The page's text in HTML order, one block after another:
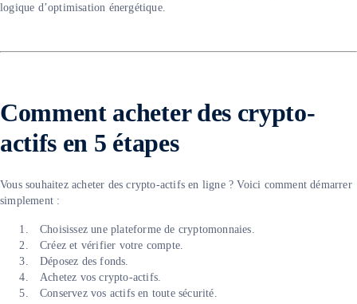
logique d’optimisation énergétique.
Comment acheter des crypto-
actifs en 5 étapes
Vous souhaitez acheter des crypto-actifs en ligne ? Voici comment démarrer
simplement :
Choisissez une plateforme de cryptomonnaies.
Créez et vérifier votre compte.
Déposez des fonds.
Achetez vos crypto-actifs.
Conservez vos actifs en toute sécurité.